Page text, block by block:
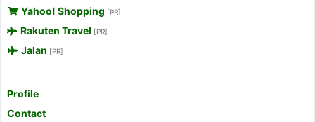
Yahoo! Shopping [PR]
Rakuten Travel [PR]
Jalan [PR]
Profile
Contact